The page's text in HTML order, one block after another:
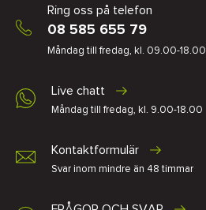
Ring oss på telefon
08 585 655 79
Måndag till fredag, kl. 09.00-18.00
Live chatt
Måndag till fredag, kl. 9.00-18.00
Kontaktformulär
Svar inom mindre än 48 timmar